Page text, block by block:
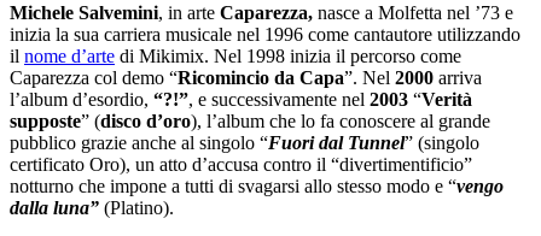
Michele Salvemini, in arte Caparezza, nasce a Molfetta nel ’73 e
inizia la sua carriera musicale nel 1996 come cantautore utilizzando
il nome d’arte di Mikimix. Nel 1998 inizia il percorso come
Caparezza col demo “Ricomincio da Capa”. Nel 2000 arriva
l’album d’esordio, “?!”, e successivamente nel 2003 “Verità
supposte” (disco d’oro), l’album che lo fa conoscere al grande
pubblico grazie anche al singolo “Fuori dal Tunnel” (singolo
certificato Oro), un atto d’accusa contro il “divertimentificio”
notturno che impone a tutti di svagarsi allo stesso modo e “vengo
dalla luna” (Platino).